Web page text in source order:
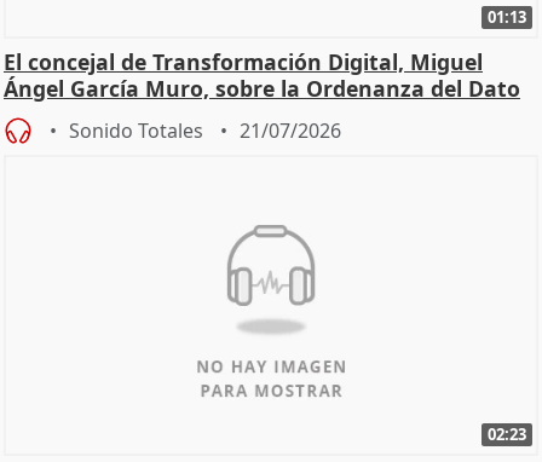
01:13
El concejal de Transformación Digital, Miguel
Ángel García Muro, sobre la Ordenanza del Dato
Sonido Totales 21/07/2026
02:23